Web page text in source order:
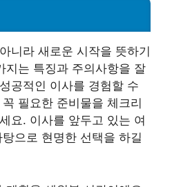
니라 새로운 시작을 뜻하기
지는 특징과 주의사항을 잘
공적인 이사를 경험할 수
필요한 준비물을 체크리
요. 이사를 앞두고 있는 여
으로 현명한 선택을 하길